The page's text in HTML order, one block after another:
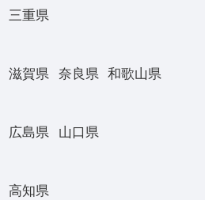
三重県
滋賀県 奈良県 和歌山県
広島県 山口県
高知県